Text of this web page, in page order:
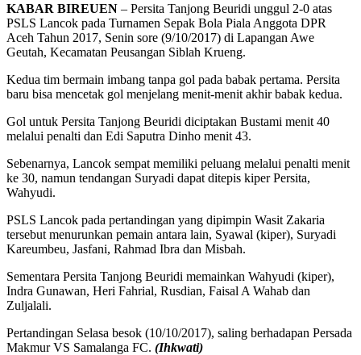
KABAR BIREUEN – Persita Tanjong Beuridi unggul 2-0 atas
PSLS Lancok pada Turnamen Sepak Bola Piala Anggota DPR
Aceh Tahun 2017, Senin sore (9/10/2017) di Lapangan Awe
Geutah, Kecamatan Peusangan Siblah Krueng.
Kedua tim bermain imbang tanpa gol pada babak pertama. Persita
baru bisa mencetak gol menjelang menit-menit akhir babak kedua.
Gol untuk Persita Tanjong Beuridi diciptakan Bustami menit 40
melalui penalti dan Edi Saputra Dinho menit 43.
Sebenarnya, Lancok sempat memiliki peluang melalui penalti menit
ke 30, namun tendangan Suryadi dapat ditepis kiper Persita,
Wahyudi.
PSLS Lancok pada pertandingan yang dipimpin Wasit Zakaria
tersebut menurunkan pemain antara lain, Syawal (kiper), Suryadi
Kareumbeu, Jasfani, Rahmad Ibra dan Misbah.
Sementara Persita Tanjong Beuridi memainkan Wahyudi (kiper),
Indra Gunawan, Heri Fahrial, Rusdian, Faisal A Wahab dan
Zuljalali.
Pertandingan Selasa besok (10/10/2017), saling berhadapan Persada
Makmur VS Samalanga FC. (Ihkwati)